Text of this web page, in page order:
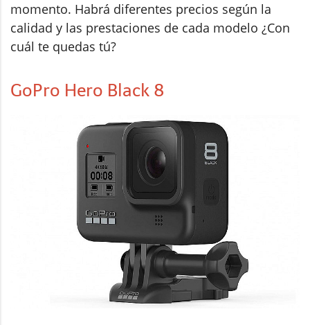
momento. Habrá diferentes precios según la
calidad y las prestaciones de cada modelo ¿Con
cuál te quedas tú?
GoPro Hero Black 8